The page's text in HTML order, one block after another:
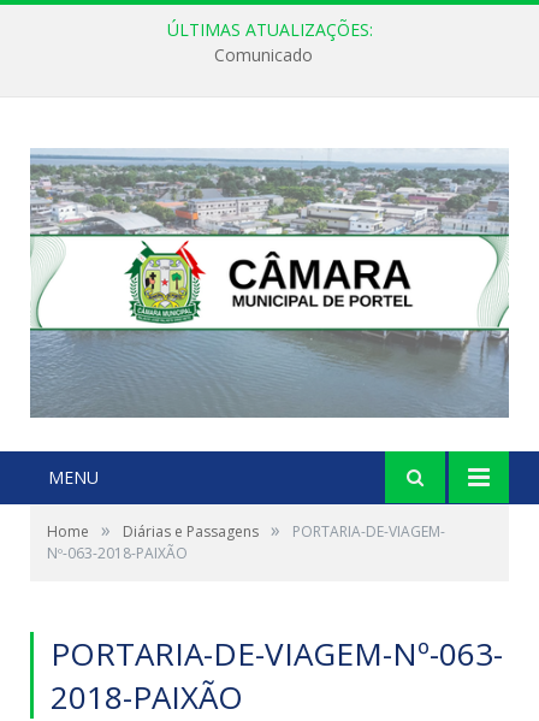
ÚLTIMAS ATUALIZAÇÕES:
Comunicado
MENU
Home » Diárias e Passagens »
PORTARIA-DE-VIAGEM-
Nº-063-2018-PAIXÃO
PORTARIA-DE-VIAGEM-Nº-063-
2018-PAIXÃO